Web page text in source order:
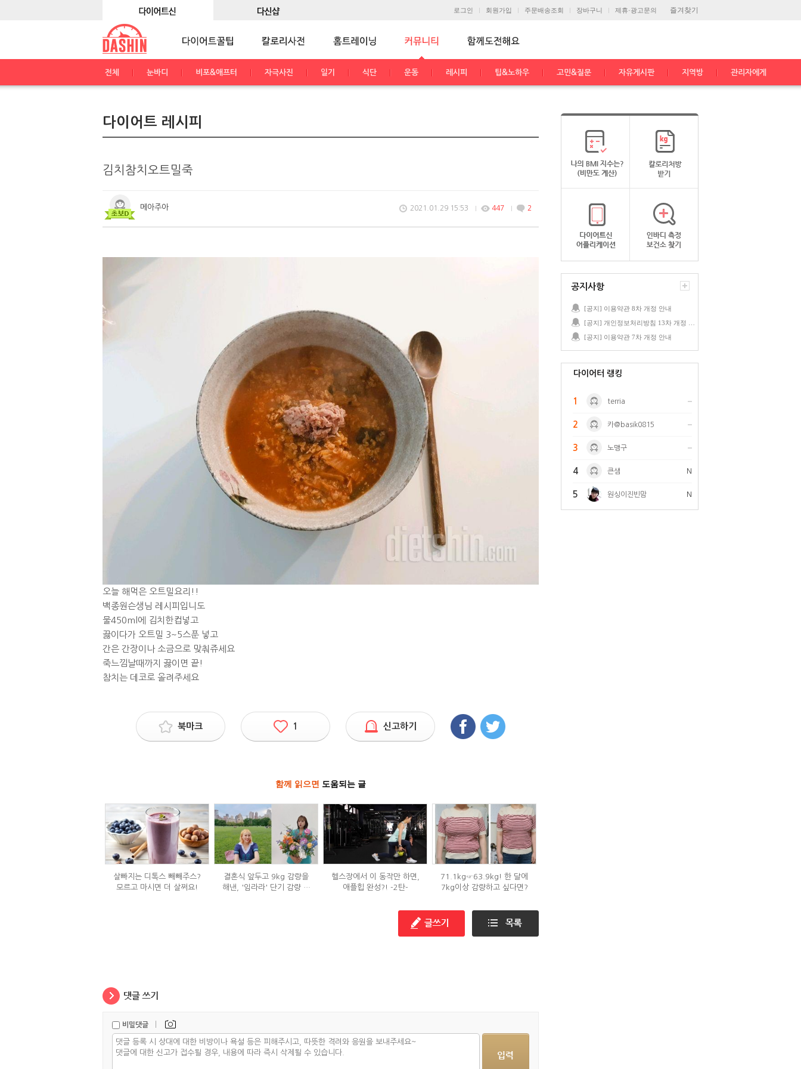
즐겨찾기
로그인 회원가입 주문배송조회 장바구니 제휴·광고문의
전체 눈바디 비포&애프터 자극사진 일기 식단 운동 레시피 팁&노하우 고민&질문 자유게시판 지역방 관리자에게
다이어트 레시피
김치참치오트밀죽
메아주아 2021.01.29 15:53 447 2
오늘 해먹은 오트밀요리!!
백종원슨생님 레시피입니도
물450ml에 김치한컵넣고
끓이다가 오트밀 3~5스푼 넣고
간은 간장이나 소금으로 맞춰쥬세요
죽느낌날때까지 끓이면 끝!
참치는 데코로 올려주세요
북마크 1 신고하기
함께 읽으면 도움되는 글
살빠지는 디톡스 빼빼주스?
모르고 마시면 더 살쩌요!
결혼식 앞두고 9kg 감량을
해낸, '임라라' 단기 감량 식
헬스장에서 이 동작만 하면,
애플힙 완성?! -2탄-
71.1kg☞63.9kg! 한 달에
7kg이상 감량하고 싶다면?
비밀댓글 |
공지사항
[공지] 이용약관 8차 개정 안내
[공지] 이용약관 7차 개정 안내
다이어터 랭킹
1 terria
2 카@basik0815
3 노맹구
4 큰샘 N
5 원싱이진빈맘 N